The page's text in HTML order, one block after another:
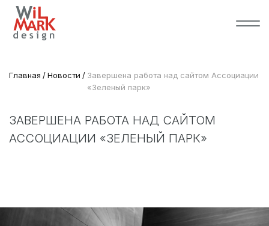
Главная Новости
Завершена работа над сайтом Ассоциации
«Зеленый парк»
ЗАВЕРШЕНА РАБОТА НАД САЙТОМ
АССОЦИАЦИИ «ЗЕЛЕНЫЙ ПАРК»